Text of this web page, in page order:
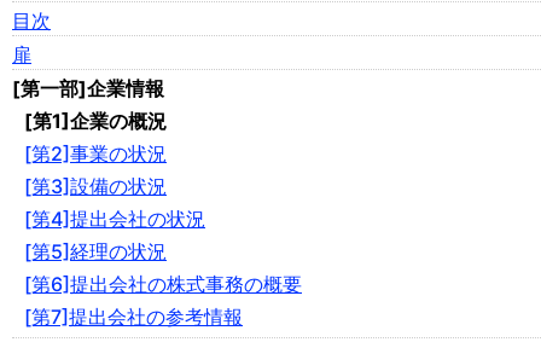
目次
扉
[第一部]企業情報
[第1]企業の概況
[第2]事業の状況
[第3]設備の状況
[第4]提出会社の状況
[第5]経理の状況
[第6]提出会社の株式事務の概要
[第7]提出会社の参考情報